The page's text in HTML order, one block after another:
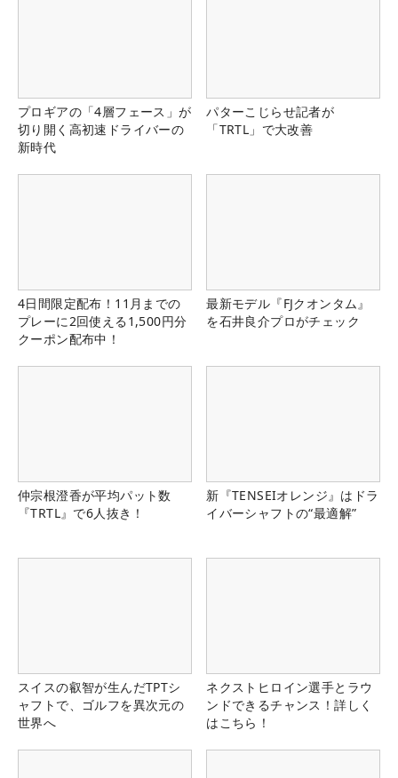
プロギアの「4層フェース」が
切り開く高初速ドライバーの
新時代
パターこじらせ記者が
「TRTL」で大改善
4日間限定配布！11月までの
プレーに2回使える1,500円分
クーポン配布中！
最新モデル『FJクオンタム』
を石井良介プロがチェック
仲宗根澄香が平均パット数
『TRTL』で6人抜き！
新『TENSEIオレンジ』はドラ
イバーシャフトの“最適解”
スイスの叡智が生んだTPTシ
ャフトで、ゴルフを異次元の
世界へ
ネクストヒロイン選手とラウ
ンドできるチャンス！詳しく
はこちら！